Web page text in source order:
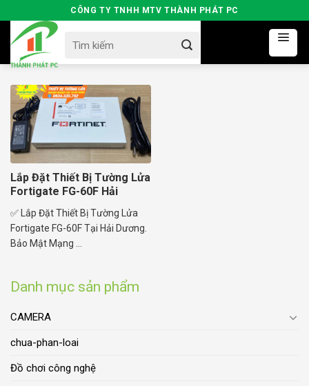
to
content
CÔNG TY TNHH MTV THÀNH PHÁT PC
for:
Danh mục sản phẩm
CAMERA
chua-phan-loai
Đồ chơi công nghệ
Lắp Đặt Thiết Bị Tường Lửa
Fortigate FG-60F Hải
Dương
✅ Lắp Đặt Thiết Bị Tường Lửa
Fortigate FG-60F Tại Hải Dương.
Bảo Mật Mạng ...